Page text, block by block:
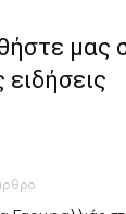
μας
ειδήσεις